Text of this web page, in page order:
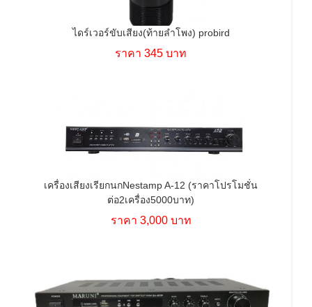
ไดร์เวอร์ขับเสียง(ท้ายลำโพง) probird
ราคา 345 บาท
เครื่องเสียงเรียกนกNestamp A-12 (ราคาโปรโมชั่น
ต่อ2เครื่อง5000บาท)
ราคา 3,000 บาท